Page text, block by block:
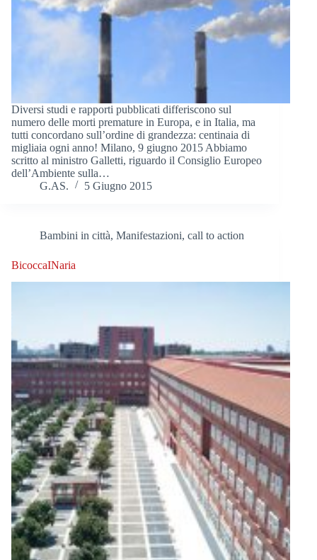
Diversi studi e rapporti pubblicati differiscono sul
numero delle morti premature in Europa, e in Italia, ma
tutti concordano sull’ordine di grandezza: centinaia di
migliaia ogni anno! Milano, 9 giugno 2015 Abbiamo
scritto al ministro Galletti, riguardo il Consiglio Europeo
dell’Ambiente sulla…
G.AS.
5 Giugno 2015
Bambini in città, Manifestazioni, call to action
BicoccaINaria